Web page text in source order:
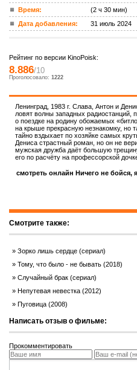
Время:
(2 ч 30 мин)
Дата добавления:
31 июль 2024
Рейтинг по версии KinoPoisk:
8.886/10
Проголосовало: 1222
Ленинград, 1983 г. Слава, Антон и
ловят волны западных радиостанций,
о поездке на родину обожаемых
на крыше прекрасную незнакомку, но
тайно вздыхает по хозяйке самых
Дениса страстный роман, но он не
мужская дружба даёт большую
его по расчёту на профессорской
смотреть онлайн Ничего не бойся,
Смотрите также:
Зорко лишь сердце (сериал)
Тому, что было - не бывать (2018)
Случайный брак (сериал)
Непутевая невестка (2012)
Пуговица (2008)
Написать отзыв о фильме:
Прокомментировать